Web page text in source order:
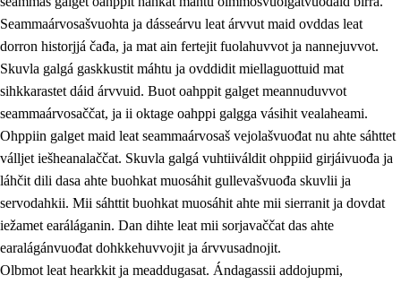
1.4 Hutkanillu, beroštupmi ja suokkardanhuovva
1.5 Luondduákten ja birasdiđolašvuohta
Demokratiija ja mielváikkuheapmi
Seammaárvosašvuohta ja dásseárvu leat árvvut maid ovddas leat
dorron historjjá čađa, ja mat ain fertejit fuolahuvvot ja nannejuvvot.
Skuvla galgá gaskkustit máhtu ja ovddidit miellaguottuid mat
sihkkarastet dáid árvvuid. Buot oahppit galget meannuduvvot
seammaárvosaččat, ja ii oktage oahppi galgga vásihit vealaheami.
Ohppiin galget maid leat seammaárvosaš vejolašvuođat nu ahte sáhttet
válljet iešheanalaččat. Skuvla galgá vuhtiiváldit ohppiid girjáivuođa ja
láhčit dili dasa ahte buohkat muosáhit gullevašvuođa skuvlii ja
servodahkii. Mii sáhttit buohkat muosáhit ahte mii sierranit ja dovdat
iežamet earáláganin. Dan dihte leat mii sorjavaččat das ahte
earalágánvuođat dohkkehuvvojit ja árvvusadnojit.
Olbmot leat hearkkit ja meaddugasat. Ándagassii addojupmi,